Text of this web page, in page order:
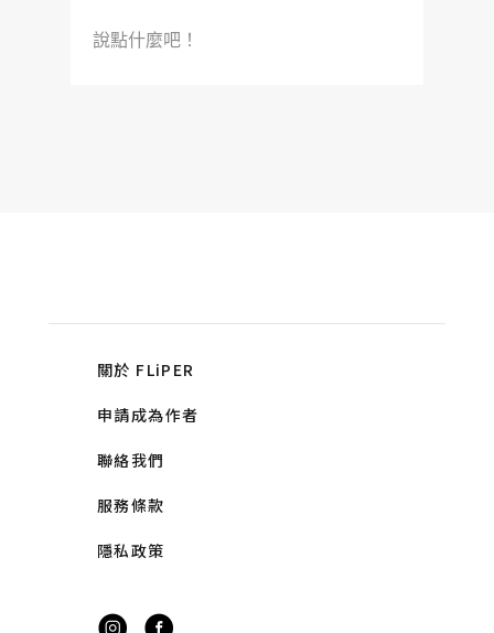
說點什麼吧！
關於 FLiPER
申請成為作者
聯絡我們
服務條款
隱私政策